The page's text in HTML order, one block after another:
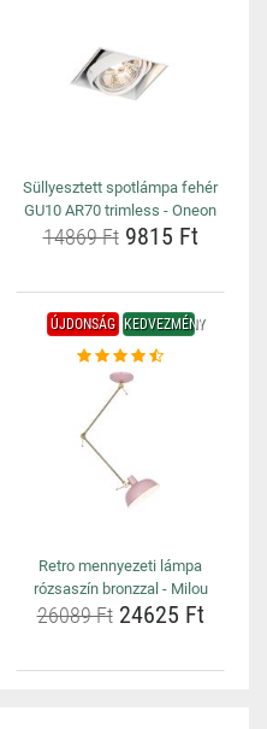
Süllyesztett spotlámpa fehér
GU10 AR70 trimless - Oneon
14869 Ft9815 Ft
ÚJDONSÁG KEDVEZMÉNY
Retro mennyezeti lámpa
rózsaszín bronzzal - Milou
26089 Ft24625 Ft